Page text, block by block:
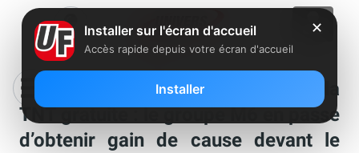
Passage de Paris Première sur la
TNT gratuite : le groupe M6 en passe
d’obtenir gain de cause devant le
✕
Installer sur l'écran d'accueil
Accès rapide depuis votre écran d'accueil
Installer